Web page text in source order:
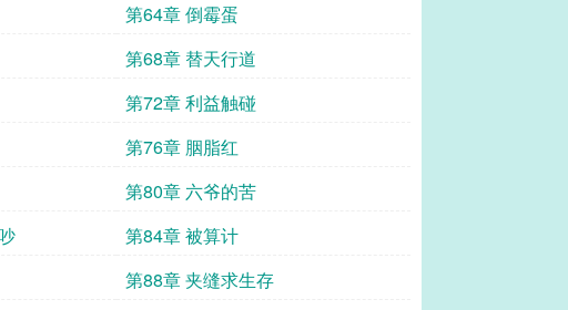
第64章 倒霉蛋
第68章 替天行道
第72章 利益触碰
第76章 胭脂红
第80章 六爷的苦
第84章 被算计
第88章 夹缝求生存